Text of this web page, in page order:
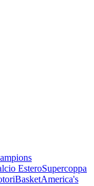
EsteroSupercoppa
BasketAmerica's